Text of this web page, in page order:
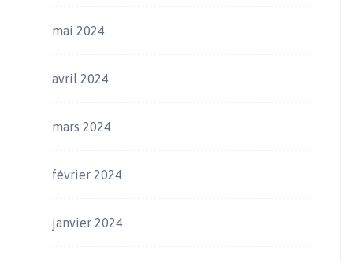
mai 2024
avril 2024
mars 2024
février 2024
janvier 2024